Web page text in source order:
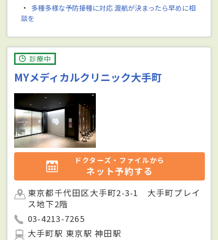
・ 多種多様な予防接種に対応 渡航が決まったら早めに相
談を
診療中
MYメディカルクリニック大手町
ドクターズ・ファイルから
ネット予約する
東京都千代田区大手町2-3-1 大手町プレイ
ス地下2階
03-4213-7265
大手町駅 東京駅 神田駅